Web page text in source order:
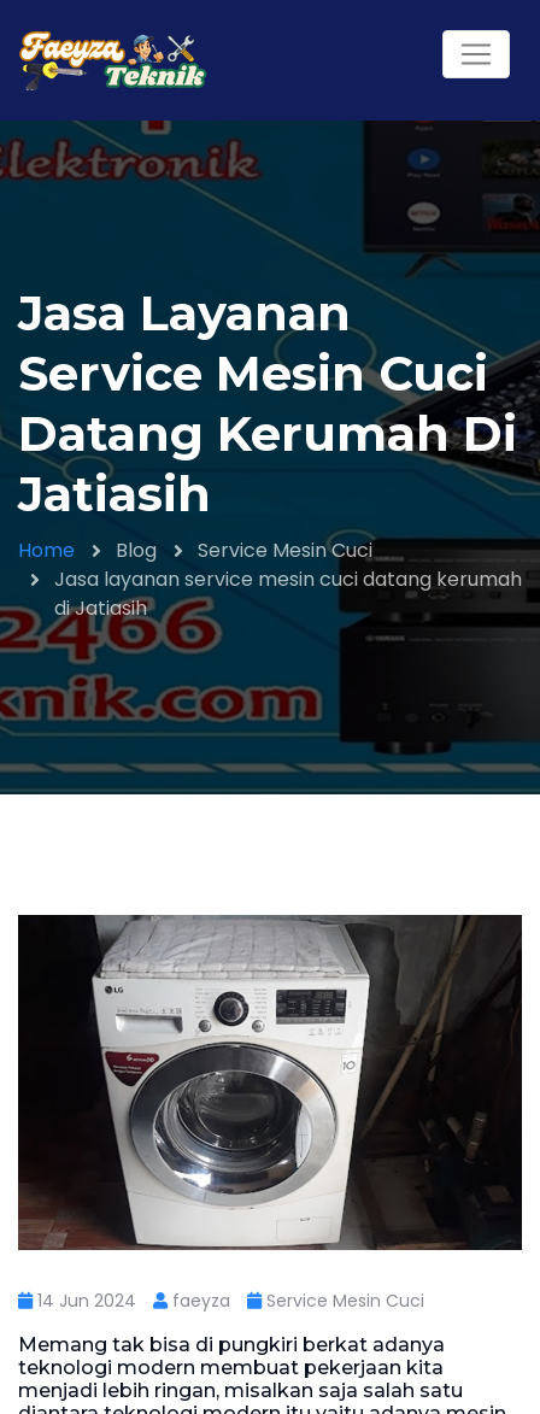
Jasa Layanan
Service Mesin Cuci
Datang Kerumah Di
Jatiasih
Home Blog
Service Mesin Cuci
Jasa layanan service mesin cuci datang kerumah
di Jatiasih
14 Jun 2024 faeyza Service Mesin Cuci
Memang tak bisa di pungkiri berkat adanya
teknologi modern membuat pekerjaan kita
menjadi lebih ringan, misalkan saja salah satu